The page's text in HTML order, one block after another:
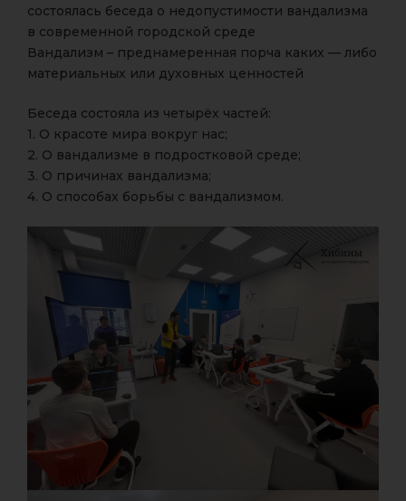
состоялась беседа о недопустимости вандализма
в современной городской среде
Вандализм – преднамеренная порча каких — либо
материальных или духовных ценностей
Беседа состояла из четырёх частей:
1. О красоте мира вокруг нас;
2. О вандализме в подростковой среде;
3. О причинах вандализма;
4. О способах борьбы с вандализмом.